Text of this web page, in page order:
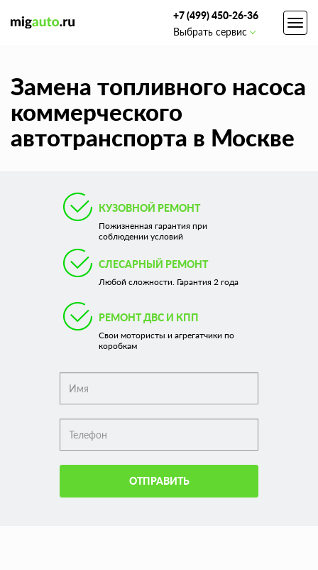
+7 (499) 450-26-36
Выбрать сервис
Замена топливного насоса
коммерческого
автотранспорта в Москве
КУЗОВНОЙ РЕМОНТ
Пожизненная гарантия при
соблюдении условий
СЛЕСАРНЫЙ РЕМОНТ
Любой сложности. Гарантия 2 года
РЕМОНТ ДВС И КПП
Свои мотористы и агрегатчики по
коробкам
ОТПРАВИТЬ